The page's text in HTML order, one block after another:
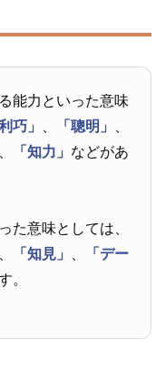
能力といった意味
巧」 「聰明」
「知力」 などがあ
た意味としては、
「知見」
「デー
。